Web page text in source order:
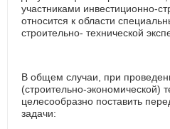
участниками инвестиционно-
относится к области
строительно- технической
В общем случаи, при
(строительно-экономической)
целесообразно поставить
задачи: